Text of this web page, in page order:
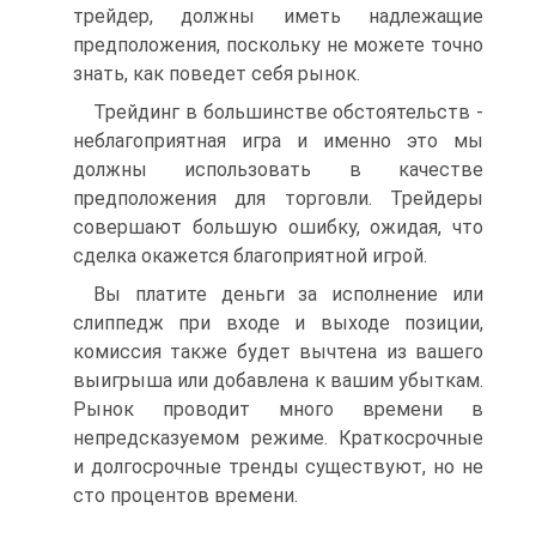
трейдер, должны иметь надлежащие
предположения, поскольку не можете точно
знать, как поведет себя рынок.
Трейдинг в большинстве обстоятельств -
неблагоприятная игра и именно это мы
должны использовать в качестве
предположения для торговли. Трейдеры
совершают большую ошибку, ожидая, что
сделка окажется благоприятной игрой.
Вы платите деньги за исполнение или
слиппедж при входе и выходе позиции,
комиссия также будет вычтена из вашего
выигрыша или добавлена к вашим убыткам.
Рынок проводит много времени в
непредсказуемом режиме. Краткосрочные
и долгосрочные тренды существуют, но не
сто процентов времени.